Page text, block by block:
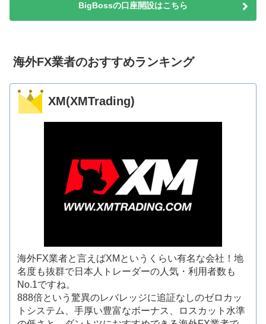
BigBossの口座開設はこちら
海外FX業者のおすすめランキング
XM(XMTrading)
海外FX業者と言えばXMというくらい有名な会社！地
名度も抜群で日本人トレーダーの人気・利用者数も
No.1ですね。
888倍という驚異のレバレッジに追証なしのゼロカッ
トシステム、手厚い豊富なボーナス、ロスカット水準